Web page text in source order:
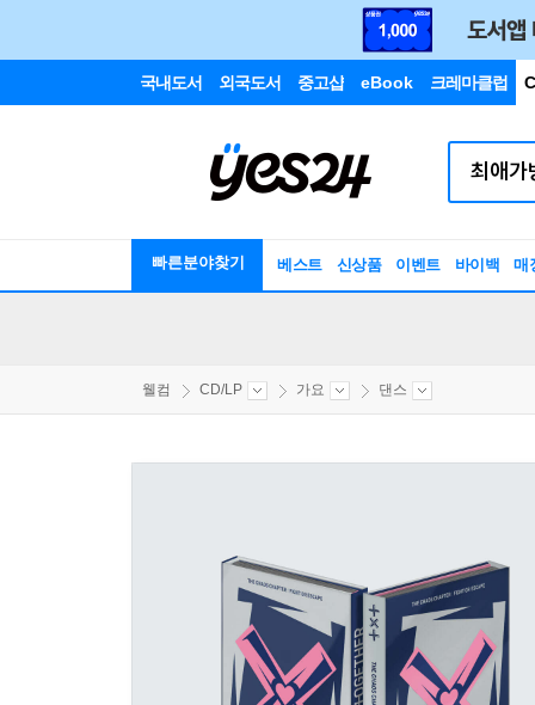
국내도서 외국도서 중고샵 eBook 크레마클럽
빠른분야찾기 베스트 신상품 이벤트 바이백 매
웰컴 CD/LP 가요 댄스